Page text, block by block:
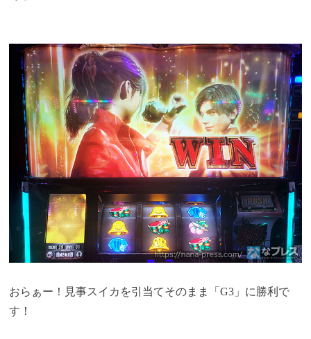
おらぁー！見事スイカを引当てそのまま「G3」に勝利で
す！